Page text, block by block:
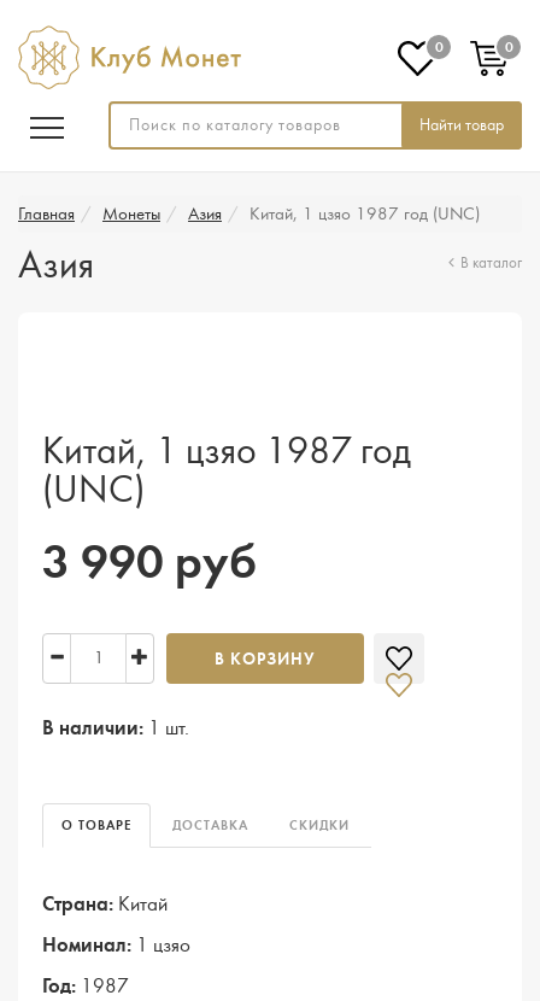
Найти товар
0 0
Главная Монеты Азия Китай, 1 цзяо 1987 год (UNC)
Азия В каталог
Китай, 1 цзяо 1987 год
(UNC)
3 990 руб
В КОРЗИНУ
В наличии: 1 шт.
О ТОВАРЕ ДОСТАВКА СКИДКИ
Страна: Китай
Номинал: 1 цзяо
Год: 1987